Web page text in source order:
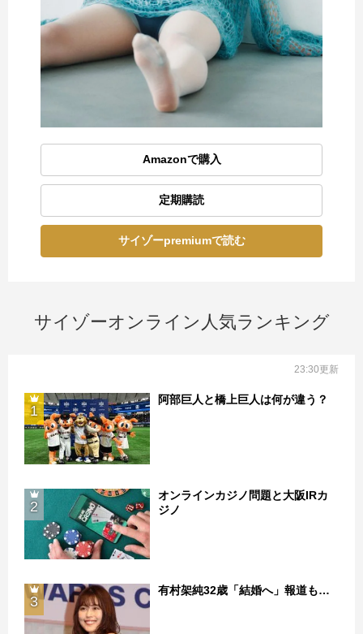
Amazonで購入
定期購読
サイゾーpremiumで読む
サイゾーオンライン人気ランキング
23:30更新
1
阿部巨人と橋上巨人は何が違う？
2
オンラインカジノ問題と大阪IRカ
ジノ
3
有村架純32歳「結婚へ」報道も…